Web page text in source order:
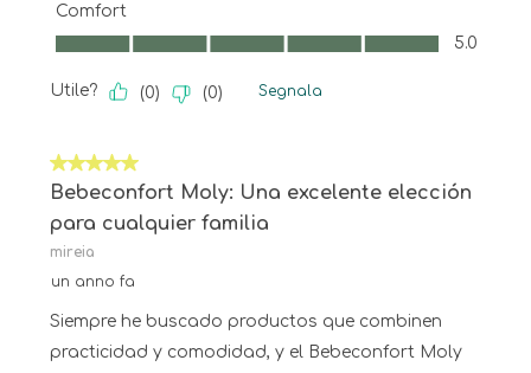
Comfort
Comfort, 5.0 su 5
5.0
Utile? (0) (0) Segnala
5 su 5 stelle.
Bebeconfort Moly: Una excelente elección
para cualquier familia
mireia
un anno fa
Siempre he buscado productos que combinen
practicidad y comodidad, y el Bebeconfort Moly